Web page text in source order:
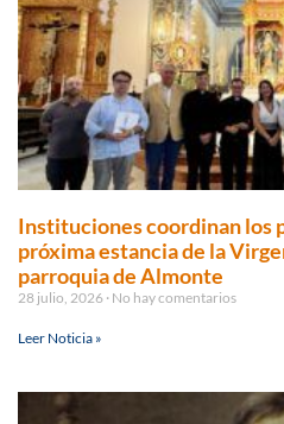
Instituciones coordinan los
próxima estancia de la
parroquia de Almonte
28 julio, 2026 No hay comentarios
Leer Noticia »